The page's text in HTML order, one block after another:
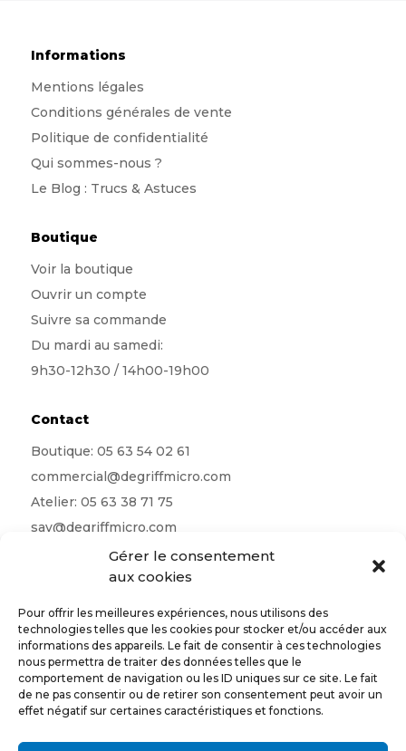
Gérer le consentement
aux cookies
Pour offrir les meilleures expériences, nous utilisons des
technologies telles que les cookies pour stocker et/ou accéder aux
informations des appareils. Le fait de consentir à ces technologies
nous permettra de traiter des données telles que le
comportement de navigation ou les ID uniques sur ce site. Le fait
de ne pas consentir ou de retirer son consentement peut avoir un
effet négatif sur certaines caractéristiques et fonctions.
Informations
Mentions légales
Conditions générales de vente
Politique de confidentialité
Qui sommes-nous ?
Le Blog : Trucs & Astuces
Boutique
Voir la boutique
Ouvrir un compte
Suivre sa commande
Du mardi au samedi:
9h30-12h30 / 14h00-19h00
Contact
Boutique: 05 63 54 02 61
commercial@degriffmicro.com
Atelier: 05 63 38 71 75
sav@degriffmicro.com
albi@degriffmicro.com
16 Avenue de Garban 81990 Puygouzon
Suivez-nous
CONTACTEZ-NOUS